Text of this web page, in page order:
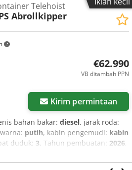
tanpa jaminan. (lihat syarat dan
membuat janji temu tanpa
di lokasi. Van de Wert Trading
Telehoist
Abrollkipper
€62.990
VB ditambah PPN
Kirim permintaan
bahan bakar: diesel, jarak roda:
putih, kabin pengemudi: kabin
duduk: 3, Tahun pembuatan: 2026,
udara, kemudi berkuasa,
pendaftaran truk, pendingin